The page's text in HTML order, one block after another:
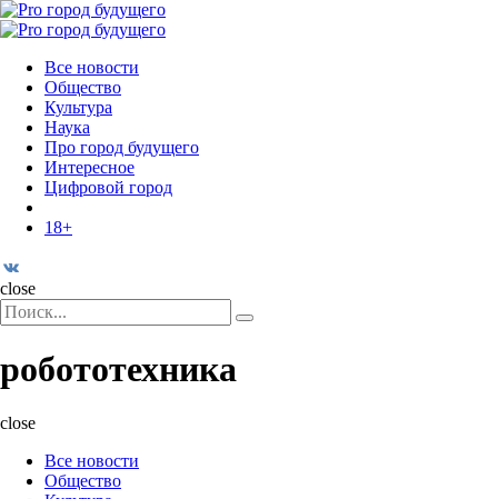
Menu
Поиск
Menu
Pro
Все новости
Общество
Культура
Наука
Про город будущего
Интересное
Цифровой город
18+
Поиск
close
Search
for:
Поиск
робототехника
close
Все новости
Общество